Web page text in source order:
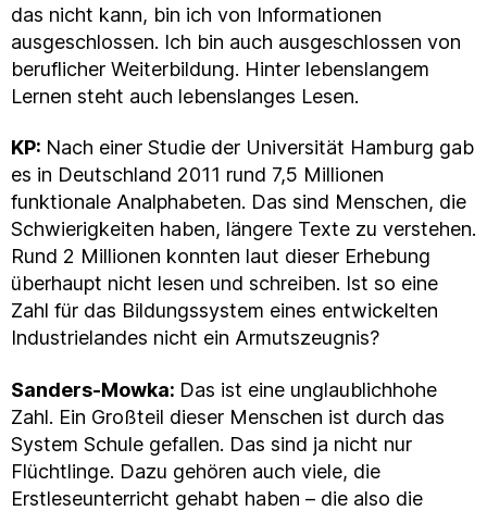
das nicht kann, bin ich von Informationen
ausgeschlossen. Ich bin auch ausgeschlossen von
beruflicher Weiterbildung. Hinter lebenslangem
Lernen steht auch lebenslanges Lesen.
KP: Nach einer Studie der Universität Hamburg gab
es in Deutschland 2011 rund 7,5 Millionen
funktionale Analphabeten. Das sind Menschen, die
Schwierigkeiten haben, längere Texte zu verstehen.
Rund 2 Millionen konnten laut dieser Erhebung
überhaupt nicht lesen und schreiben. Ist so eine
Zahl für das Bildungssystem eines entwickelten
Industrielandes nicht ein Armutszeugnis?
Sanders-Mowka: Das ist eine unglaublichhohe
Zahl. Ein Großteil dieser Menschen ist durch das
System Schule gefallen. Das sind ja nicht nur
Flüchtlinge. Dazu gehören auch viele, die
Erstleseunterricht gehabt haben – die also die